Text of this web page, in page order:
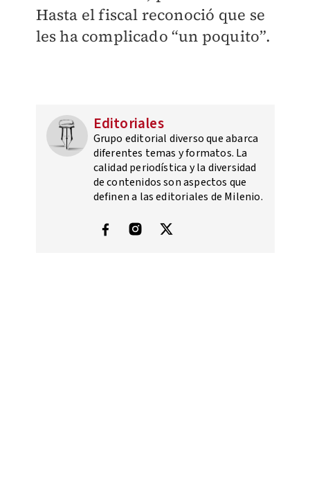
Hasta el fiscal reconoció que se
les ha complicado “un poquito”.
Editoriales
Grupo editorial diverso que abarca
diferentes temas y formatos. La
calidad periodística y la diversidad
de contenidos son aspectos que
definen a las editoriales de Milenio.